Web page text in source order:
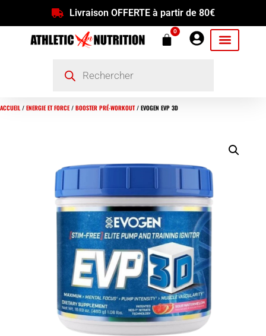
Livraison OFFERTE à partir de 80€
0
ACCUEIL/ ENERGIE ET FORCE/ BOOSTER PRÉ-WORKOUT/ EVOGEN EVP 3D